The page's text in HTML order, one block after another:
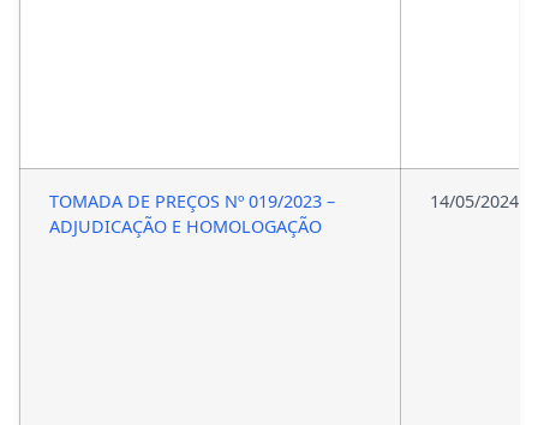
TOMADA DE PREÇOS Nº 019/2023 –
ADJUDICAÇÃO E HOMOLOGAÇÃO
14/05/2024